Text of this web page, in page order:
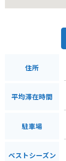
住所
平均滞在時間
駐車場
ベストシーズン